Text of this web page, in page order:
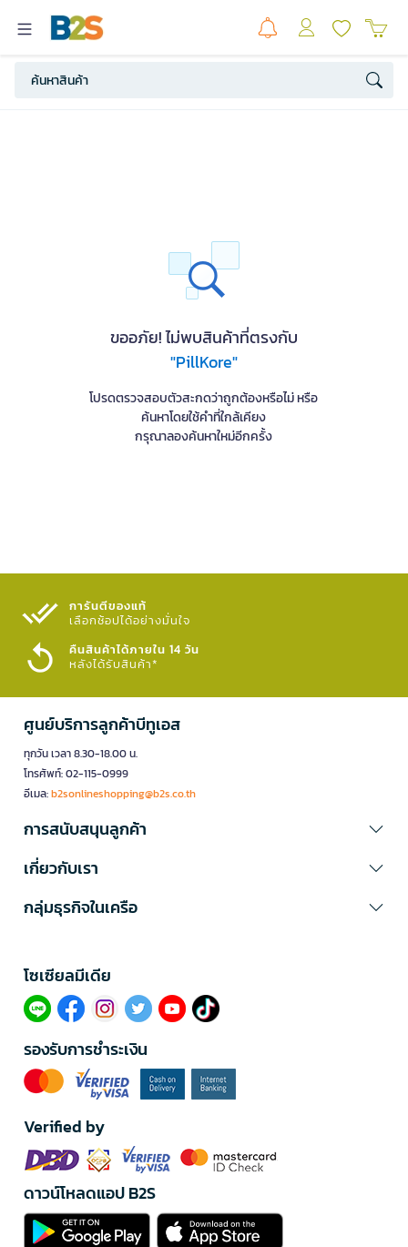
ขออภัย! ไม่พบสินค้าที่ตรงกับ
"PillKore"
โปรดตรวจสอบตัวสะกดว่าถูกต้องหรือไม่ หรือ
ค้นหาโดยใช้คำที่ใกล้เคียง
กรุณาลองค้นหาใหม่อีกครั้ง
การันตีของแท้
เลือกช้อปได้อย่างมั่นใจ​
คืนสินค้าได้ภายใน 14 วัน
หลังได้รับสินค้า*
ศูนย์บริการลูกค้าบีทูเอส
ทุกวัน เวลา 8.30-18.00 น.
โทรศัพท์: 02-115-0999
อีเมล:b2sonlineshopping@b2s.co.th
การสนับสนุนลูกค้า
เกี่ยวกับเรา
กลุ่มธุรกิจในเครือ
โซเซียลมีเดีย​
รองรับการชำระเงิน
Verified by
ดาวน์โหลดแอป B2S